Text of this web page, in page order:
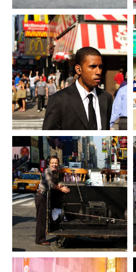
15_fran_simo_0005_E_DSC_1534_
CNX-justPictures-Street-
photography.es.jpg
17_fran_simo_0071__KSC4399_Str
eet-photography-street-
portraits.es.jpg